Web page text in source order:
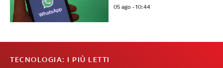
05 ago - 10:44
TECNOLOGIA: I PIÙ LETTI